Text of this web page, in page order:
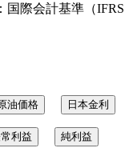
際会計基準（IFRS
油価格 日本金利
利益 純利益